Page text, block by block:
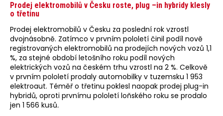
Prodej elektromobilů v Česku roste, plug –in hybridy klesly
o třetinu
Prodej elektromobilů v Česku za poslední rok vzrostl
dvojnásobně. Zatímco v prvním pololetí činil podíl nově
registrovaných elektromobilů na prodejích nových vozů 1,1
%, za stejné období letošního roku podíl nových
elektrických vozů na českém trhu vzrostl na 2 %. Celkově
v prvním pololetí prodaly automobilky v tuzemsku 1 953
elektroaut. Téměř o třetinu poklesl naopak prodej plug-in
hybridů, oproti prvnímu pololetí loňského roku se prodalo
jen 1 566 kusů.